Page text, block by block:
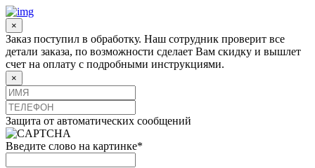
×
Заказ поступил в обработку. Наш сотрудник проверит все
детали заказа, по возможности сделает Вам скидку и вышлет
счет на оплату с подробными инструкциями.
×
Защита от автоматических сообщений
Введите слово на картинке*